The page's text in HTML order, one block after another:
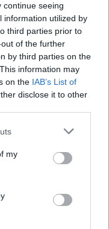
continue seeing
information utilized by
third parties prior to
of the further
by third parties on the
information may
on the IAB’s List of
disclose it to other
one or more Google
You may click to
third-party tags to
in below Google
my
κρούσμα λοίμωξης
με προσβολή του
ή
του ιού στη φύση